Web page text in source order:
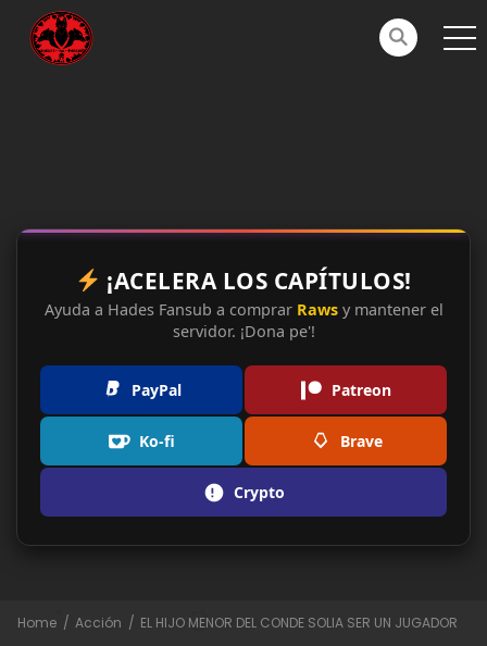
¡ACELERA LOS CAPÍTULOS!
Ayuda a Hades Fansub a comprar Rawsy mantener el
servidor. ¡Dona pe'!
PayPal Patreon
Ko-fi Brave
Crypto
Home Acción EL HIJO MENOR DEL CONDE SOLIA SER UN JUGADOR